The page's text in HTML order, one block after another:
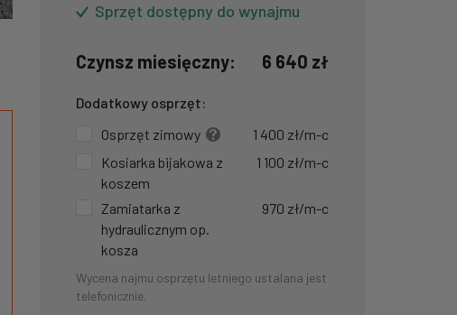
Sprzęt dostępny do wynajmu
Czynsz miesięczny: 6 640 zł
Dodatkowy osprzęt:
Osprzęt zimowy
1 400 zł/m-c
Kosiarka bijakowa z
koszem
1 100 zł/m-c
Zamiatarka z
hydraulicznym op.
kosza
970 zł/m-c
Wycena najmu osprzętu letniego ustalana jest
telefonicznie.